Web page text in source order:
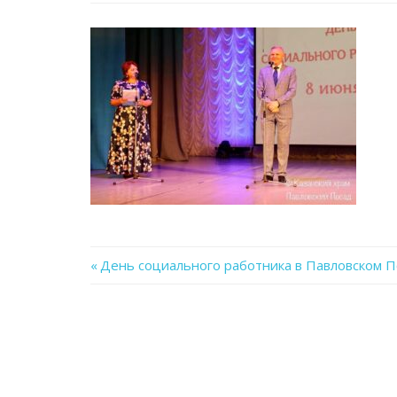
Previous
День социального работника в Павловском